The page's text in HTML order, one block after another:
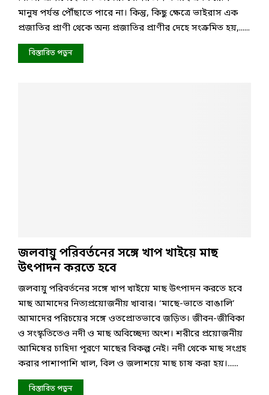
মানুষ পর্যন্ত পৌঁছাতে পারে না। কিন্তু, কিছু ক্ষেত্রে ভাইরাস এক
প্রজাতির প্রাণী থেকে অন্য প্রজাতির প্রাণীর দেহে সংক্রমিত হয়,......
বিস্তারিত পড়ুন
জলবায়ু পরিবর্তনের সঙ্গে খাপ খাইয়ে মাছ
উৎপাদন করতে হবে
জলবায়ু পরিবর্তনের সঙ্গে খাপ খাইয়ে মাছ উৎপাদন করতে হবে
মাছ আমাদের নিত্যপ্রয়োজনীয় খাবার। ‘‌মাছে-ভাতে বাঙালি’
আমাদের পরিচয়ের সঙ্গে ওতপ্রোতভাবে জড়িত। জীবন-জীবিকা
ও সংস্কৃতিতেও নদী ও মাছ অবিচ্ছেদ্য অংশ। শরীরে প্রয়োজনীয়
আমিষের চাহিদা পূরণে মাছের বিকল্প নেই। নদী থেকে মাছ সংগ্রহ
করার পাশাপাশি খাল, বিল ও জলাশয়ে মাছ চাষ করা হয়।......
বিস্তারিত পড়ুন